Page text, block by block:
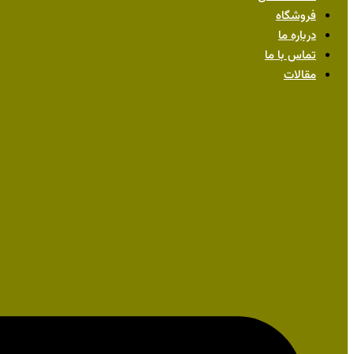
فروشگاه
درباره ما
تماس با ما
مقالات